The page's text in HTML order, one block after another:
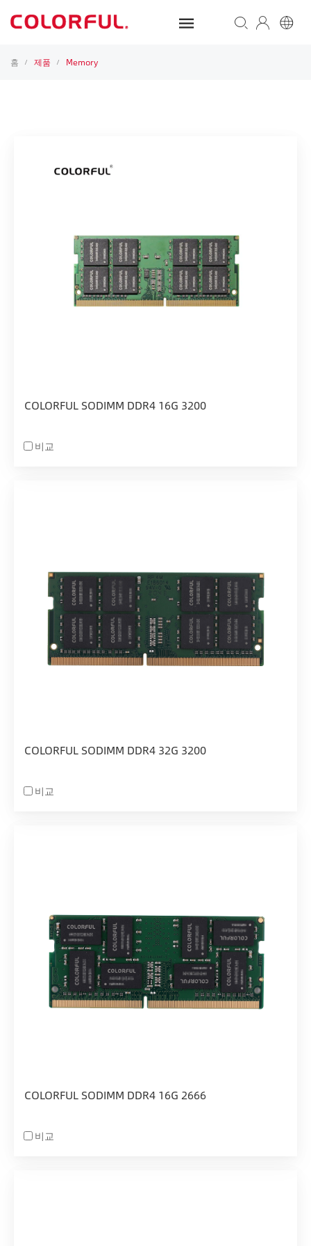
홈 / 제품 / Memory
COLORFUL SODIMM DDR4 16G 3200
비교
COLORFUL SODIMM DDR4 32G 3200
비교
COLORFUL SODIMM DDR4 16G 2666
비교